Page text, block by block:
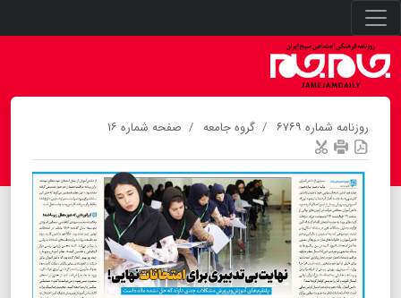
روزنامه شماره ۶۷۶۹ گروه جامعه صفحه شماره ۱۶